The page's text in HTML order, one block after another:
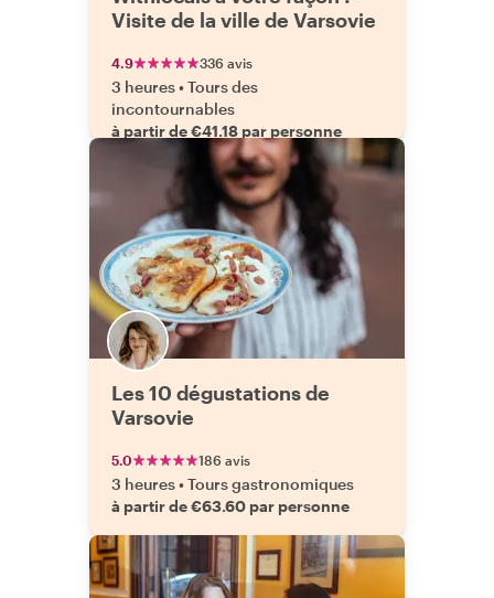
Visite de la ville de Varsovie
4.9 336 avis
3 heures•Tours des
incontournables
à partir de €41.18 par personne
Les 10 dégustations de
Varsovie
5.0 186 avis
3 heures•Tours gastronomiques
à partir de €63.60 par personne